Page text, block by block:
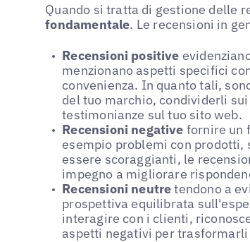
Quando si tratta di gestione delle
fondamentale. Le recensioni in
Recensioni positive
menzionano aspetti specifici
convenienza. In quanto tali,
del tuo marchio, condividerli
testimonianze sul tuo sito web.
Recensioni negative fornire un
esempio problemi con prodotti,
essere scoraggianti, le
impegno a migliorare
Recensioni neutretendono a
prospettiva equilibrata
interagire con i clienti,
aspetti negativi per